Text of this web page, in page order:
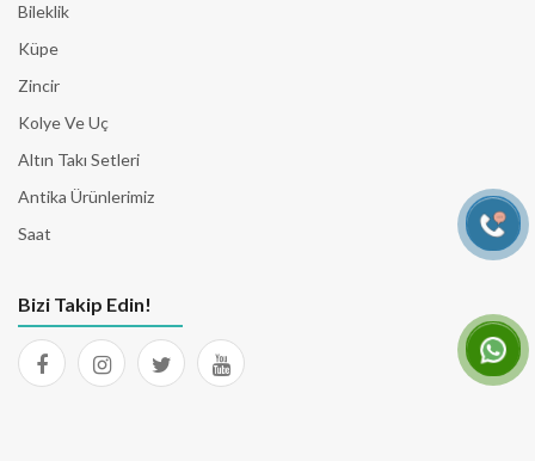
Bileklik
Küpe
Zincir
Kolye Ve Uç
Altın Takı Setleri
Antika Ürünlerimiz
Saat
Bizi Takip Edin!